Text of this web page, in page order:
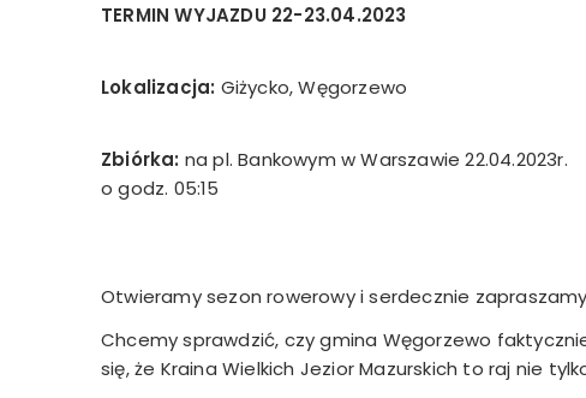
TERMIN WYJAZDU 22-23.04.2023
Lokalizacja: Giżycko, Węgorzewo
Zbiórka: na pl. Bankowym w Warszawie 22.04.2023r.
o godz. 05:15
Otwieramy sezon rowerowy i serdecznie
Chcemy sprawdzić, czy gmina Węgorzewo
się, że Kraina Wielkich Jezior Mazurskich to raj nie